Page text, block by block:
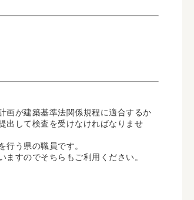
画が建築基準法関係規程に適合するか
出して検査を受けなければなりませ
う県の職員です。
すのでそちらもご利用ください。